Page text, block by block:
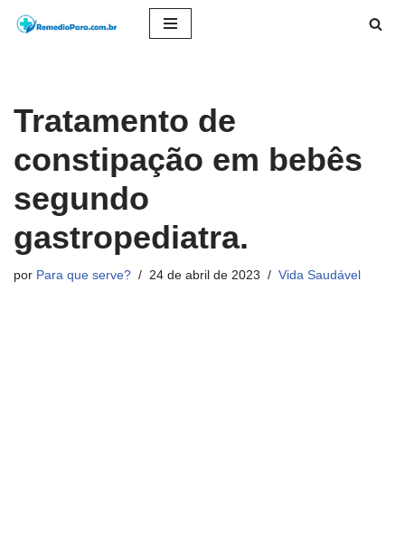
conteúdo
Tratamento de
constipação em bebês
segundo
gastropediatra.
por Para que serve? 24 de abril de 2023 Vida Saudável